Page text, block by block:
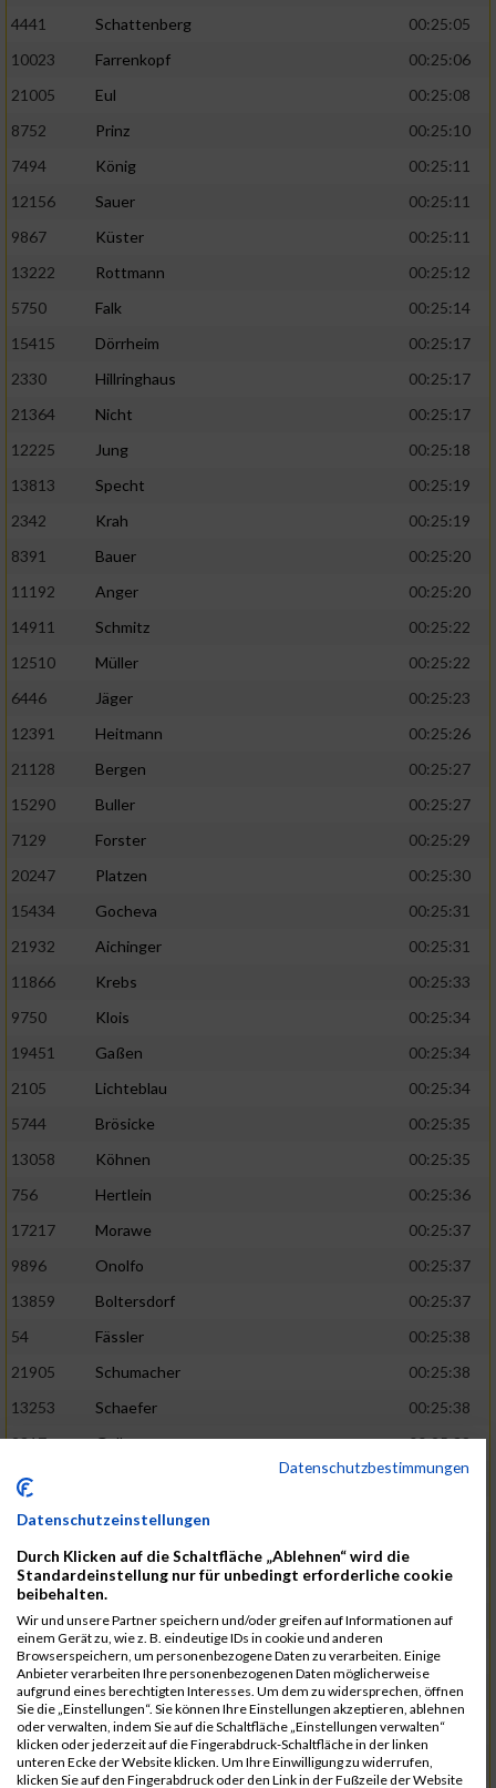
4441
Schattenberg
00:25:05
10023
Farrenkopf
00:25:06
21005
Eul
00:25:08
8752
Prinz
00:25:10
7494
König
00:25:11
12156
Sauer
00:25:11
9867
Küster
00:25:11
13222
Rottmann
00:25:12
5750
Falk
00:25:14
15415
Dörrheim
00:25:17
2330
Hillringhaus
00:25:17
21364
Nicht
00:25:17
12225
Jung
00:25:18
13813
Specht
00:25:19
2342
Krah
00:25:19
8391
Bauer
00:25:20
11192
Anger
00:25:20
14911
Schmitz
00:25:22
12510
Müller
00:25:22
6446
Jäger
00:25:23
12391
Heitmann
00:25:26
21128
Bergen
00:25:27
15290
Buller
00:25:27
7129
Forster
00:25:29
20247
Platzen
00:25:30
15434
Gocheva
00:25:31
21932
Aichinger
00:25:31
11866
Krebs
00:25:33
9750
Klois
00:25:34
19451
Gaßen
00:25:34
2105
Lichteblau
00:25:34
5744
Brösicke
00:25:35
13058
Köhnen
00:25:35
756
Hertlein
00:25:36
17217
Morawe
00:25:37
9896
Onolfo
00:25:37
13859
Boltersdorf
00:25:37
54
Fässler
00:25:38
21905
Schumacher
00:25:38
13253
Schaefer
00:25:38
2317
Golbar
00:25:38
5561
00:25:38
12006
Laudien
9273
Nicotra
7717
Lades
00:25:38
15581
Adamczak
00:25:38
3162
Heilig
00:25:39
3107
Schork
00:25:40
5888
Regneri
00:25:41
8971
Bien 00:25:42
Datenschutzbestimmungen
Datenschutzeinstellungen
Durch Klicken auf die Schaltfläche „Ablehnen“ wird die
Standardeinstellung nur für unbedingt erforderliche cookie
beibehalten.
Wir und unsere Partner speichern und/oder greifen auf Informationen auf
einem Gerät zu, wie z. B. eindeutige IDs in cookie und anderen
Browserspeichern, um personenbezogene Daten zu verarbeiten. Einige
Anbieter verarbeiten Ihre personenbezogenen Daten möglicherweise
aufgrund eines berechtigten Interesses. Um dem zu widersprechen, öffnen
Sie die „Einstellungen“. Sie können Ihre Einstellungen akzeptieren, ablehnen
oder verwalten, indem Sie auf die Schaltfläche „Einstellungen verwalten“
klicken oder jederzeit auf die Fingerabdruck-Schaltfläche in der linken
unteren Ecke der Website klicken. Um Ihre Einwilligung zu widerrufen,
klicken Sie auf den Fingerabdruck oder den Link in der Fußzeile der Website